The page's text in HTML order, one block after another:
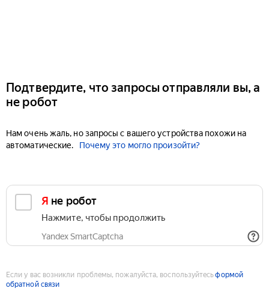
Подтвердите, что запросы отправляли вы, а
не робот
Нам очень жаль, но запросы с вашего устройства похожи на
автоматические.
Почему это могло произойти?
Я не робот
Нажмите, чтобы продолжить
Yandex SmartCaptcha
Если у вас возникли проблемы, пожалуйста, воспользуйтесьформой
обратной связи